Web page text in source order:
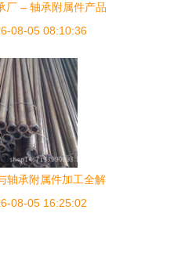
厂 – 轴承附属件产品
度解析
08-05 08:10:36
轴承附属件加工全解
析08-05 16:25:02